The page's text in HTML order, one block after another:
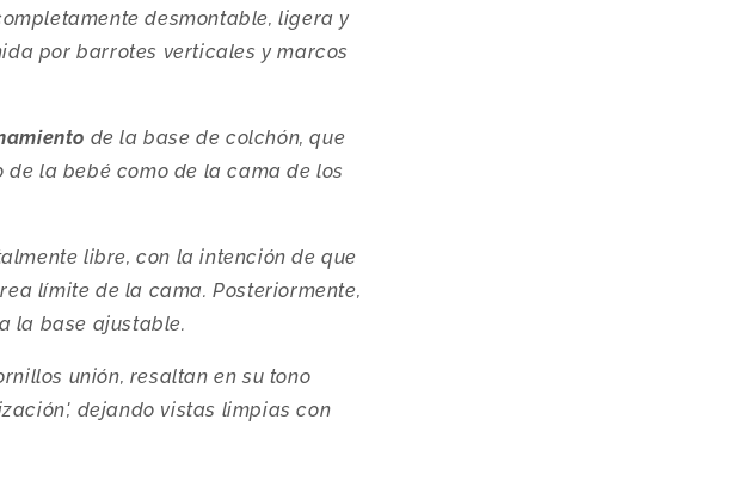
desmontable, ligera y
por barrotes verticales y marcos
de la base de colchón, que
la bebé como de la cama de los
libre, con la intención de que
límite de la cama. Posteriormente,
la base ajustable.
unión, resaltan en su tono
dejando vistas limpias con